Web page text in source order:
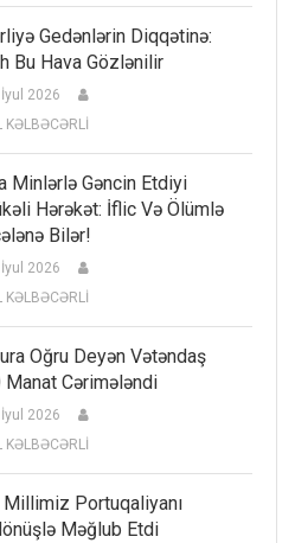
Gedənlərin Diqqətinə:
Bu Hava Gözlənilir
2026
KƏLBƏCƏRLİ
Minlərlə Gəncin Etdiyi
Hərəkət: İflic Və Ölümlə
Bilər!
2026
KƏLBƏCƏRLİ
Oğru Deyən Vətəndaş
Manat Cərimələndi
2026
KƏLBƏCƏRLİ
Portuqaliyanı
Məğlub Etdi